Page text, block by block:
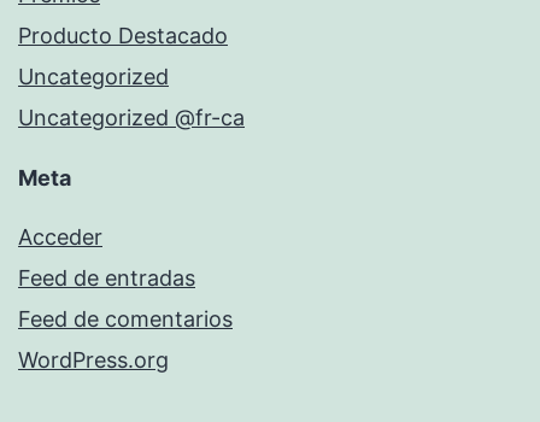
Producto Destacado
Uncategorized
Uncategorized @fr-ca
Meta
Acceder
Feed de entradas
Feed de comentarios
WordPress.org